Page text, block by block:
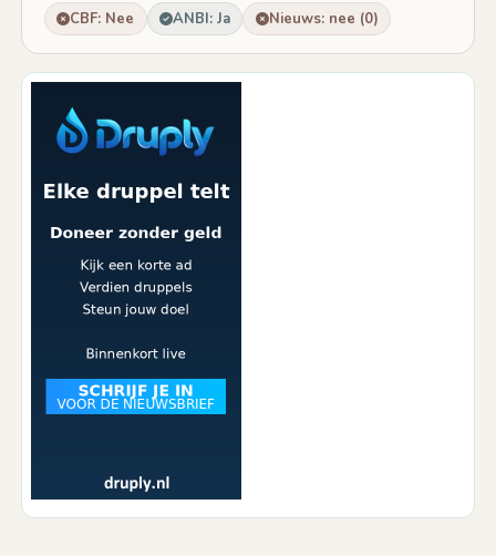
CBF: Nee ANBI: Ja Nieuws: nee (0)